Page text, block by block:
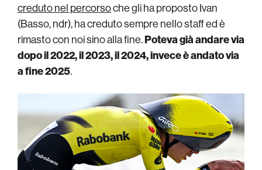
creduto nel percorsoche gli ha proposto Ivan
(Basso, ndr), ha creduto sempre nello staff ed è
rimasto con noi sino alla fine.Poteva già andare via
dopo il 2022, il 2023, il 2024, invece è andato via
a fine 2025.